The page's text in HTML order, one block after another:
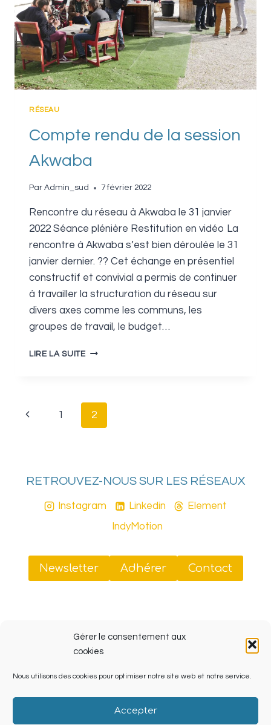
Gérer le consentement aux
cookies
Nous utilisons des cookies pour optimiser notre site web et notre service.
Accepter
SUR
LES
TIERS-
LIEUX
RÉSEAU
Compte rendu de la session
Akwaba
Par Admin_sud 7 février 2022
Rencontre du réseau à Akwaba le 31 janvier
2022 Séance plénière Restitution en vidéo La
rencontre à Akwaba s’est bien déroulée le 31
janvier dernier. ?? Cet échange en présentiel
constructif et convivial a permis de continuer
à travailler la structuration du réseau sur
divers axes comme les communs, les
groupes de travail, le budget…
LIRE LA SUITECOMPTE
SESSION
AKWABA
Navigation
Page 1 2
RETROUVEZ-NOUS SUR LES RÉSEAUX
Instagram Linkedin
Element
IndyMotion
Newsletter Adhérer Contact
Sud Tiers-Lieux
41 rue Jobin, 13003 Marseille (ZINC, Friche La Belle